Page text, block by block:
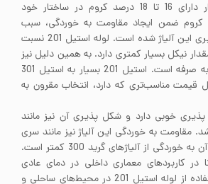
لوله استیل 201 درزدار دارای 16 تا 18 درصد کروم در ساختار خود
کروم ضمن ایجاد مقاومت به خوردگی، سبب
بهبود قابلیت شکل پذیری این آلیاژ شده است. لوله استیل 201 نسبت
آلیاژهای سری 300 مقدار نیکل بسیار کمتری دارد. به همین دلیل نیز
از نظر اقتصادی بسیار به صرفه است. استیل 201 بسیار به استیل 301
قیمت مناسب‌تری که دارد، انتخاب مقرون به
201 شکل پذیری خوبی دارد و شکل پذیری آن نیز مانند
300 می‌باشد. مقاومت به خوردگی این آلیاژ نیز مانند سری
400 است اما مقاومت آن به خوردگی از آلیاژهای گرید 300 کمتر است.
201 عمدتا در کاربردهای معماری داخلی در دمای عادی
استفاده می‌شود و استفاده از لوله استیل 201 در محیط‌های ساحلی و